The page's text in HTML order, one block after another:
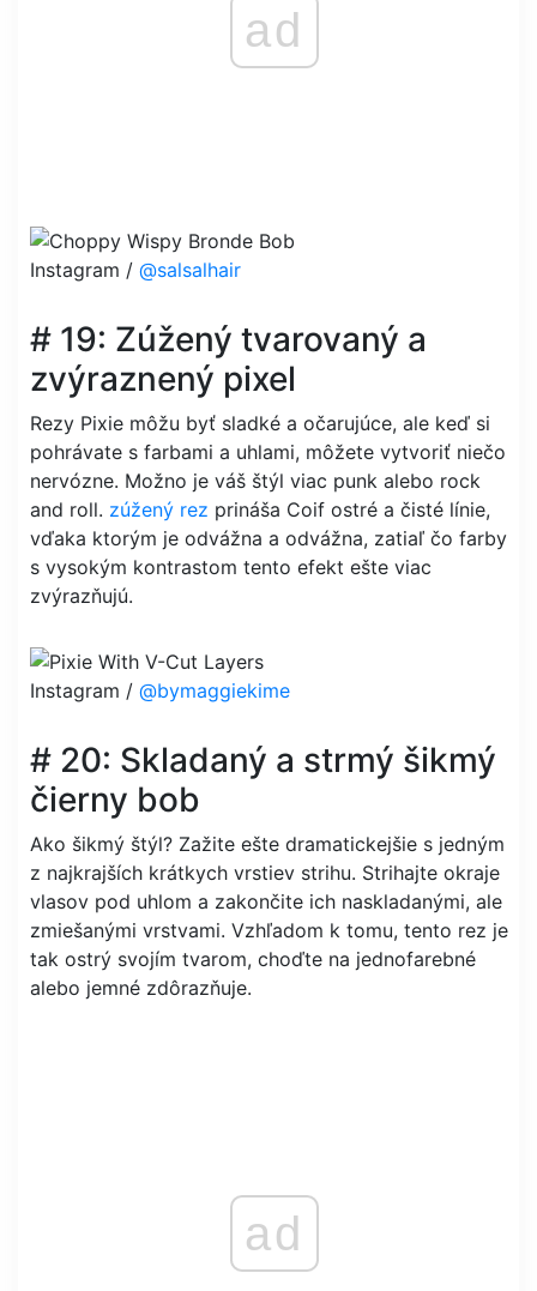
ad
Instagram / @salsalhair
# 19: Zúžený tvarovaný a
zvýraznený pixel
Rezy Pixie môžu byť sladké a očarujúce, ale keď si
pohrávate s farbami a uhlami, môžete vytvoriť niečo
nervózne. Možno je váš štýl viac punk alebo rock
and roll. zúžený rez prináša Coif ostré a čisté línie,
vďaka ktorým je odvážna a odvážna, zatiaľ čo farby
s vysokým kontrastom tento efekt ešte viac
zvýrazňujú.
Instagram / @bymaggiekime
# 20: Skladaný a strmý šikmý
čierny bob
Ako šikmý štýl? Zažite ešte dramatickejšie s jedným
z najkrajších krátkych vrstiev strihu. Strihajte okraje
vlasov pod uhlom a zakončite ich naskladanými, ale
zmiešanými vrstvami. Vzhľadom k tomu, tento rez je
tak ostrý svojím tvarom, choďte na jednofarebné
alebo jemné zdôrazňuje.
ad